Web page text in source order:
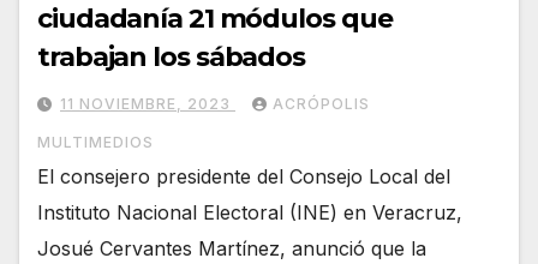
ciudadanía 21 módulos que
trabajan los sábados
11 NOVIEMBRE, 2023 ACRÓPOLIS
MULTIMEDIOS
El consejero presidente del Consejo Local del
Instituto Nacional Electoral (INE) en Veracruz,
Josué Cervantes Martínez, anunció que la